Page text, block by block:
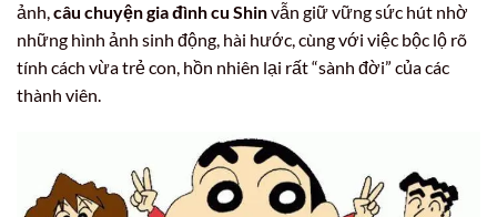
ảnh,câu chuyện gia đình cu Shinvẫn giữ vững sức hút nhờ
những hình ảnh sinh động, hài hước, cùng với việc bộc lộ rõ
tính cách vừa trẻ con, hồn nhiên lại rất “sành đời” của các
thành viên.